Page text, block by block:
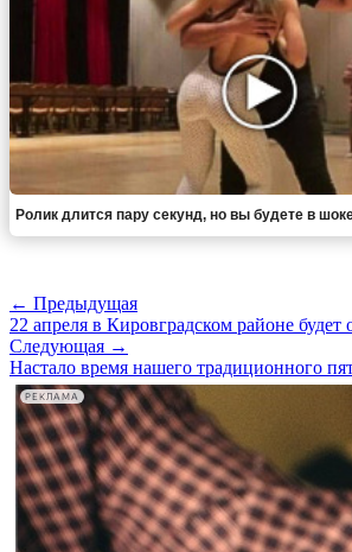
Ролик длится пару секунд, но вы будете в
← Предыдущая
22 апреля в Кировградском районе будет
Следующая →
Настало время нашего традиционного
РЕКЛАМА